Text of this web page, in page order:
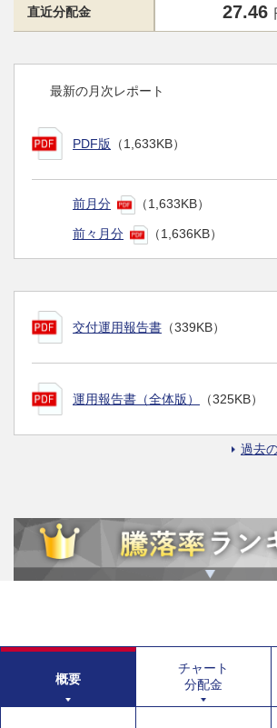
直近分配金 27.46
最新の月次レポート
PDF版 （1,633KB）
前月分 （1,633KB）
前々月分 （1,636KB）
交付運用報告書 （339KB）
運用報告書（全体版） （325KB）
過去
概要
チャート
分配金